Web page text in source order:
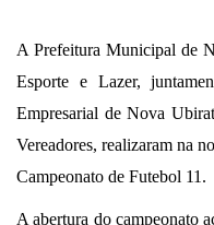
A Prefeitura Municipal de
Esporte e Lazer,
Empresarial de Nova
Vereadores, realizaram na
Campeonato de Futebol 11.
A abertura do campeonato